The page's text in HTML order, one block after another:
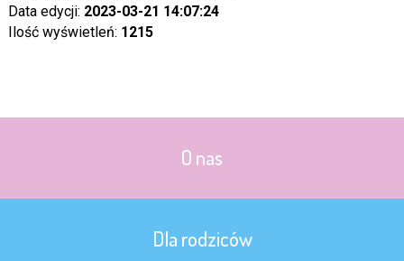
Data edycji: 2023-03-21 14:07:24
Ilość wyświetleń: 1215
O nas
Dla rodziców